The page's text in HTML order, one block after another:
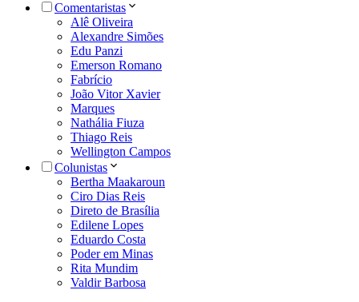
Comentaristas
Alê Oliveira
Alexandre Simões
Edu Panzi
Emerson Romano
Fabrício
João Vitor Xavier
Marques
Nathália Fiuza
Thiago Reis
Wellington Campos
Colunistas
Bertha Maakaroun
Ciro Dias Reis
Direto de Brasília
Edilene Lopes
Eduardo Costa
Poder em Minas
Rita Mundim
Valdir Barbosa